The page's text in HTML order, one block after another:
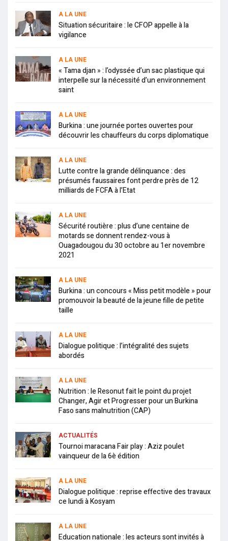
A LA UNE
Situation sécuritaire : le CFOP appelle à la
vigilance
A LA UNE
« Tama djan » : l’odyssée d’un sac plastique qui
interpelle sur la nécessité d’un environnement
saint
A LA UNE
Burkina : une journée portes ouvertes pour
découvrir les chauffeurs du corps diplomatique
A LA UNE
Lutte contre la grande délinquance : des
présumés faussaires font perdre près de 12
milliards de FCFA à l’Etat
A LA UNE
Sécurité routière : plus d’une centaine de
motards se donnent rendez-vous à
Ouagadougou du 30 octobre au 1er novembre
2021
A LA UNE
Burkina : un concours « Miss petit modèle » pour
promouvoir la beauté de la jeune fille de petite
taille
A LA UNE
Dialogue politique : l’intégralité des sujets
abordés
A LA UNE
Nutrition : le Resonut fait le point du projet
Changer, Agir et Progresser pour un Burkina
Faso sans malnutrition (CAP)
ACTUALITÉS
Tournoi maracana Fair play : Aziz poulet
vainqueur de la 6è édition
A LA UNE
Dialogue politique : reprise effective des travaux
ce lundi à Kosyam
A LA UNE
Education nationale : les acteurs sont invités à